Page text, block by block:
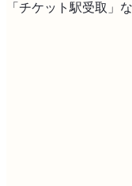
「チケット駅受取」